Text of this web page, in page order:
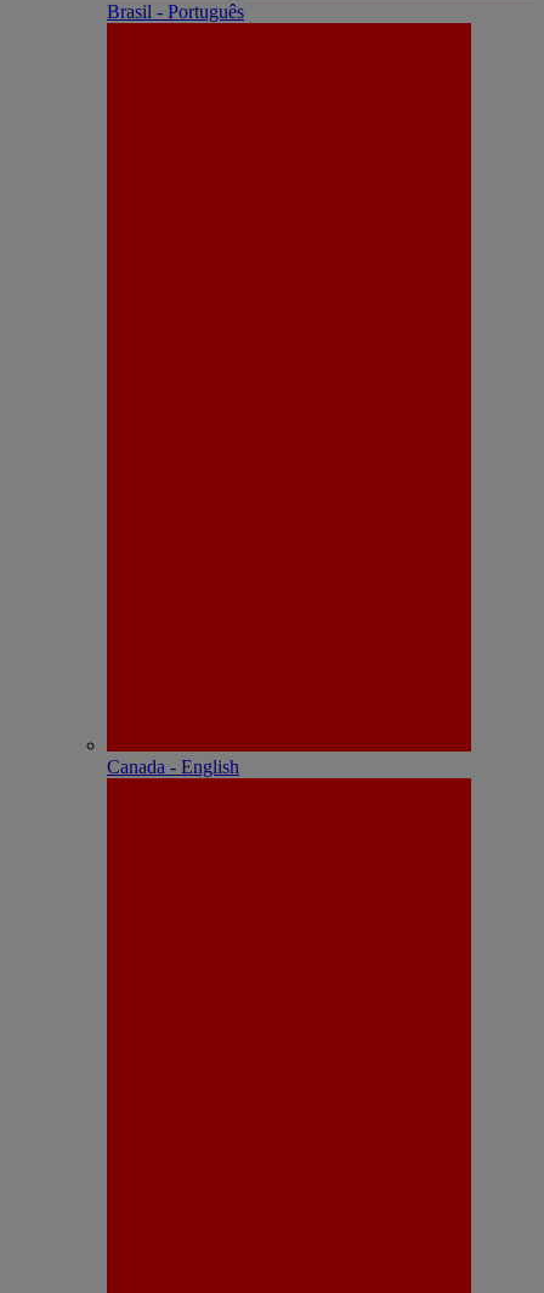
Brasil - Português
Canada - English